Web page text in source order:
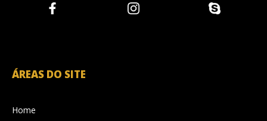
ÁREAS DO SITE
Home